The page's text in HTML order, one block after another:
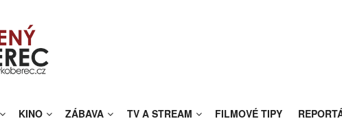
KINO ZÁBAVA TV A STREAM FILMOVÉ TIPY